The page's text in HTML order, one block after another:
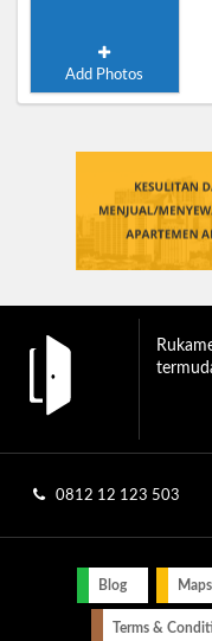
Add Photos
0812 12 123 503
Blog Maps
Terms &